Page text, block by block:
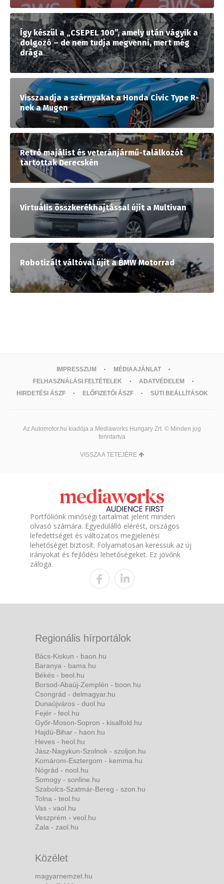
Így készül a „CSEPEL 100”, amely után vágyik a
dolgozó – de nem tudja megvenni, mert még
drága
Visszaadja a szárnyakat a Honda Civic Type R-
nek a Mugen
Retró majálist és veteránjármű-találkozót
tartottak Derecskén
Virtuális összkerékhajtással újít a Multivan
Robotizált váltóval újít a BMW Motorrad
IMPRESSZUM
MÉDIAAJÁNLAT
FELHASZNÁLÁSI FELTÉTELEK
ADATVÉDELEM
HIRDETÉSI ÁSZF
ELŐFIZETŐI ÁSZF SÜTI BEÁLLÍTÁSOK
Az Automotor.hu kiadója a Mediaworks Hungary Zrt. © Minden jog
fenntartva
VISSZA A TETEJÉRE
Portfóliónk minőségi tartalmat jelent minden
olvasó számára. Egyedülálló elérést, országos
lefedettséget és változatos megjelenési
lehetőséget biztosít. Folyamatosan keressük az új
irányokat és fejlődési lehetőségeket. Ez jövőnk
záloga.
Regionális hírportálok
Bács-Kiskun - baon.hu
Baranya - bama.hu
Békés - beol.hu
Borsod-Abaúj-Zemplén - boon.hu
Csongrád - delmagyar.hu
Dunaújváros - duol.hu
Fejér - feol.hu
Győr-Moson-Sopron - kisalfold.hu
Hajdú-Bihar - haon.hu
Heves - heol.hu
Jász-Nagykun-Szolnok - szoljon.hu
Komárom-Esztergom - kemma.hu
Nógrád - nool.hu
Somogy - sonline.hu
Szabolcs-Szatmár-Bereg - szon.hu
Tolna - teol.hu
Vas - vaol.hu
Veszprém - veol.hu
Zala - zaol.hu
Közélet
magyarnemzet.hu